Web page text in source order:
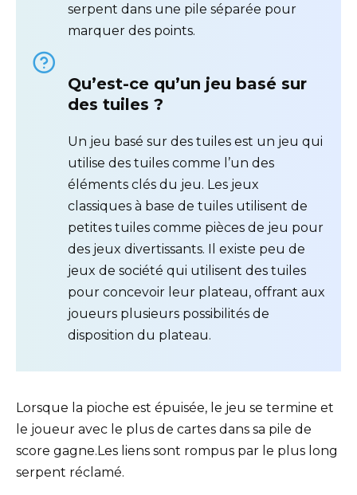
serpent dans une pile séparée pour
marquer des points.
Qu’est-ce qu’un jeu basé sur
des tuiles ?
Un jeu basé sur des tuiles est un jeu qui
utilise des tuiles comme l’un des
éléments clés du jeu. Les jeux
classiques à base de tuiles utilisent de
petites tuiles comme pièces de jeu pour
des jeux divertissants. Il existe peu de
jeux de société qui utilisent des tuiles
pour concevoir leur plateau, offrant aux
joueurs plusieurs possibilités de
disposition du plateau.
Lorsque la pioche est épuisée, le jeu se termine et
le joueur avec le plus de cartes dans sa pile de
score gagne.Les liens sont rompus par le plus long
serpent réclamé.